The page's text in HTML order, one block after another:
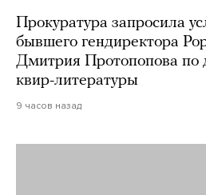
Прокуратура запросила
бывшего гендиректора
Дмитрия Протопопова по
квир-литературы
9 часов назад